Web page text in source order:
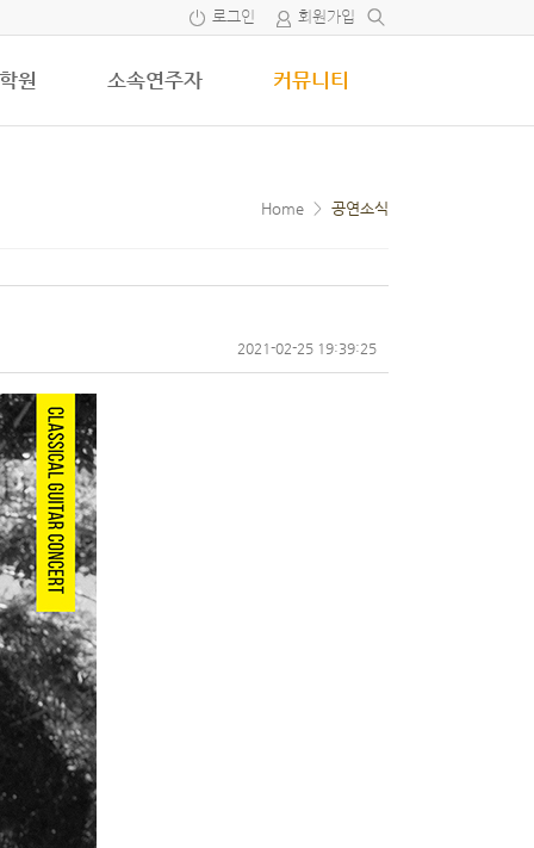
로그인 회원가입
원 소속연주자 커뮤니티
Home > 공연소식
2021-02-25 19:39:25